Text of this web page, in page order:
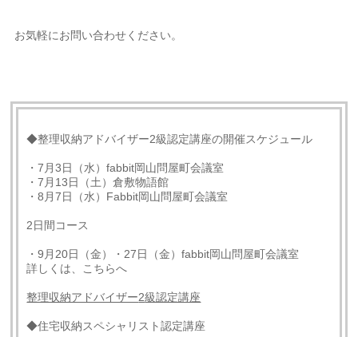
お気軽にお問い合わせください。
◆整理収納アドバイザー2級認定講座の開催スケジュール
・7月3日（水）fabbit岡山問屋町会議室
・7月13日（土）倉敷物語館
・8月7日（水）Fabbit岡山問屋町会議室
2日間コース
・9月20日（金）・27日（金）fabbit岡山問屋町会議室
詳しくは、こちらへ
整理収納アドバイザー2級認定講座
◆住宅収納スペシャリスト認定講座